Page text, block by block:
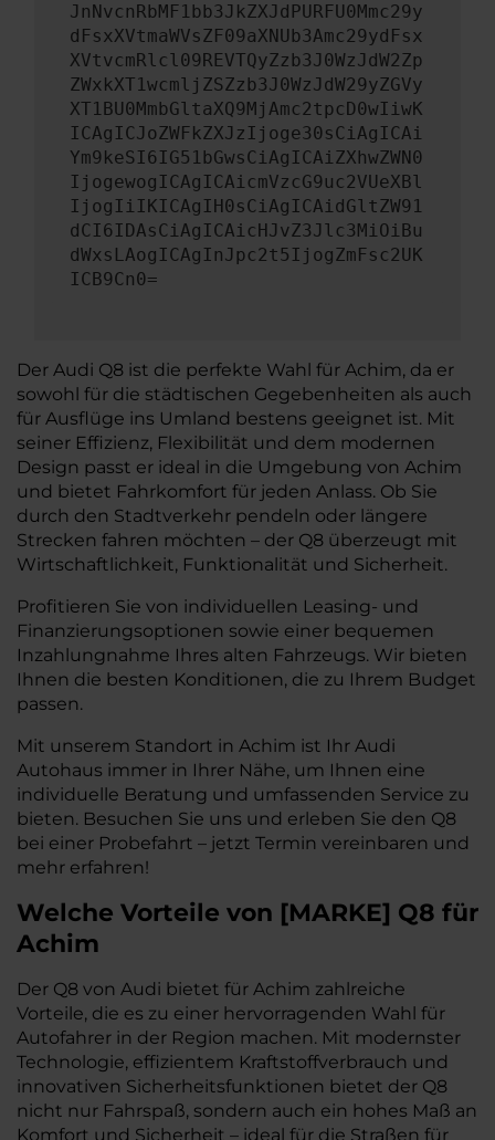
JnNvcnRbMF1bb3JkZXJdPURFU0Mmc29y
dFsxXVtmaWVsZF09aXNUb3Amc29ydFsx
XVtvcmRlcl09REVTQyZzb3J0WzJdW2Zp
ZWxkXT1wcmljZSZzb3J0WzJdW29yZGVy
XT1BU0MmbGltaXQ9MjAmc2tpcD0wIiwK
ICAgICJoZWFkZXJzIjoge30sCiAgICAi
Ym9keSI6IG51bGwsCiAgICAiZXhwZWN0
IjogewogICAgICAicmVzcG9uc2VUeXBl
IjogIiIKICAgIH0sCiAgICAidGltZW91
dCI6IDAsCiAgICAicHJvZ3Jlc3MiOiBu
dWxsLAogICAgInJpc2t5IjogZmFsc2UK
ICB9Cn0=
Der Audi Q8 ist die perfekte Wahl für Achim, da er
sowohl für die städtischen Gegebenheiten als auch
für Ausflüge ins Umland bestens geeignet ist. Mit
seiner Effizienz, Flexibilität und dem modernen
Design passt er ideal in die Umgebung von Achim
und bietet Fahrkomfort für jeden Anlass. Ob Sie
durch den Stadtverkehr pendeln oder längere
Strecken fahren möchten – der Q8 überzeugt mit
Wirtschaftlichkeit, Funktionalität und Sicherheit.
Profitieren Sie von individuellen Leasing- und
Finanzierungsoptionen sowie einer bequemen
Inzahlungnahme Ihres alten Fahrzeugs. Wir bieten
Ihnen die besten Konditionen, die zu Ihrem Budget
passen.
Mit unserem Standort in Achim ist Ihr Audi
Autohaus immer in Ihrer Nähe, um Ihnen eine
individuelle Beratung und umfassenden Service zu
bieten. Besuchen Sie uns und erleben Sie den Q8
bei einer Probefahrt – jetzt Termin vereinbaren und
mehr erfahren!
Welche Vorteile von [MARKE] Q8 für
Achim
Der Q8 von Audi bietet für Achim zahlreiche
Vorteile, die es zu einer hervorragenden Wahl für
Autofahrer in der Region machen. Mit modernster
Technologie, effizientem Kraftstoffverbrauch und
innovativen Sicherheitsfunktionen bietet der Q8
nicht nur Fahrspaß, sondern auch ein hohes Maß an
Komfort und Sicherheit – ideal für die Straßen für